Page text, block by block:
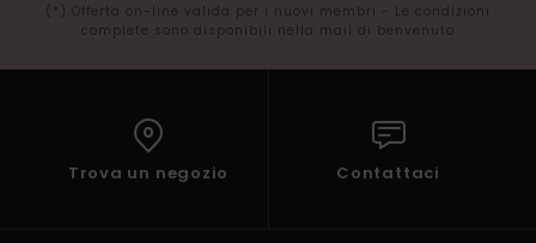
(*) Offerta on-line valida per i nuovi membri - Le condizioni
complete sono disponibili nella mail di benvenuto
Trova un negozio Contattaci